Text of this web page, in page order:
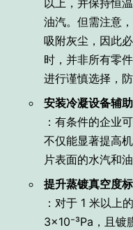
以上，并保持恒
油汽。但需注意
吸附灰尘，因此
时，并非所有零
进行谨慎选择，
安装冷凝设备辅助
：有条件的企业
不仅能显著提高
片表面的水汽和
提升蒸镀真空度
：对于 1 米以上
3×10⁻³Pa，且镀